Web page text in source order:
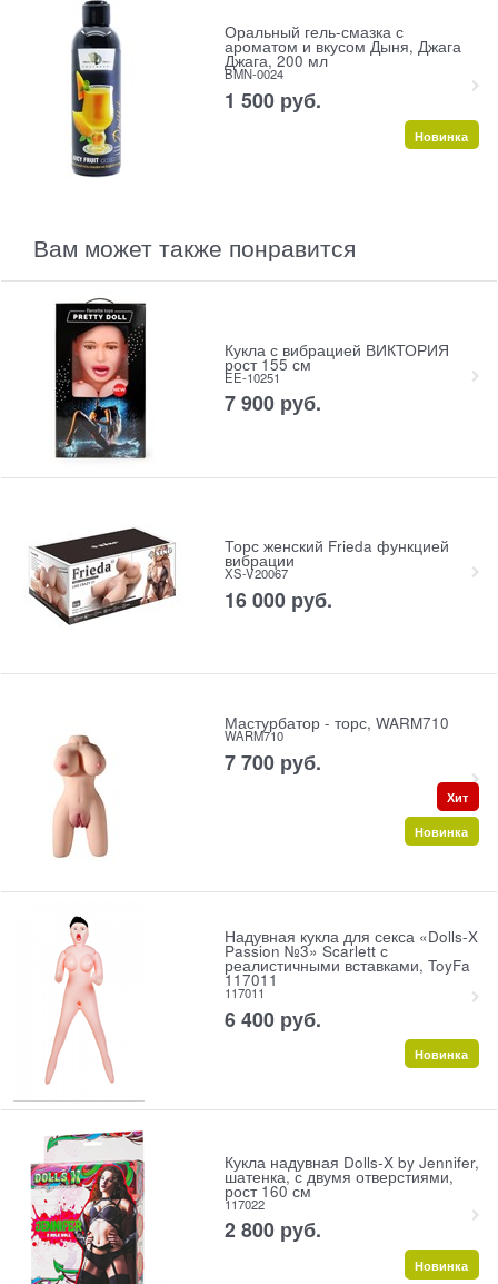
Оральный гель-смазка с
ароматом и вкусом Дыня, Джага
Джага, 200 мл
BMN-0024
1 500 руб.
Новинка
Вам может также понравится
Кукла с вибрацией ВИКТОРИЯ
рост 155 см
EE-10251
7 900 руб.
Торс женский Frieda функцией
вибрации
XS-V20067
16 000 руб.
Мастурбатор - торс, WARM710
WARM710
7 700 руб.
Хит
Новинка
Надувная кукла для секса «Dolls-X
Passion №3» Scarlett с
реалистичными вставками, ToyFa
117011
117011
6 400 руб.
Новинка
Кукла надувная Dolls-X by Jennifer,
шатенка, с двумя отверстиями,
рост 160 см
117022
2 800 руб.
Новинка